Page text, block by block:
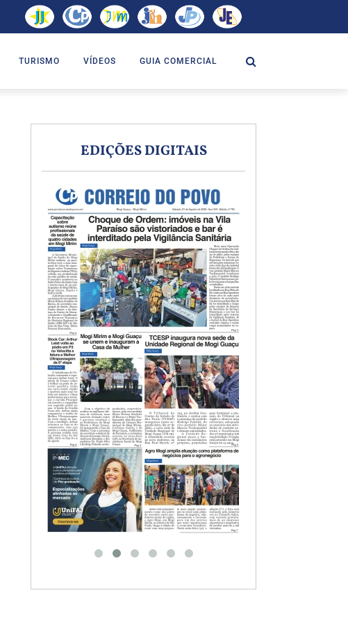
TURISMO VÍDEOS GUIA COMERCIAL
EDIÇÕES DIGITAIS